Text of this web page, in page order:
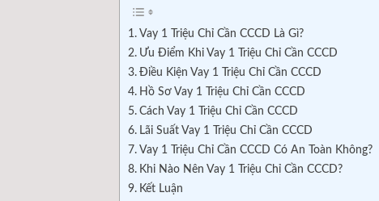
Vay 1 Triệu Chỉ Cần CCCD Là Gì?
Ưu Điểm Khi Vay 1 Triệu Chỉ Cần CCCD
Điều Kiện Vay 1 Triệu Chỉ Cần CCCD
Hồ Sơ Vay 1 Triệu Chỉ Cần CCCD
Cách Vay 1 Triệu Chỉ Cần CCCD
Lãi Suất Vay 1 Triệu Chỉ Cần CCCD
Vay 1 Triệu Chỉ Cần CCCD Có An Toàn Không?
Khi Nào Nên Vay 1 Triệu Chỉ Cần CCCD?
Kết Luận